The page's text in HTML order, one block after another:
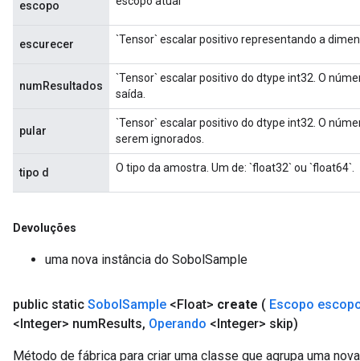
escopo
escurecer `Tensor` escalar positivo representando a
numResultados
`Tensor` escalar positivo do dtype int32. O
saída.
pular
`Tensor` escalar positivo do dtype int32. O
serem ignorados.
tipo d O tipo da amostra. Um de: `float32` ou `float64`.
Devoluções
uma nova instância do SobolSample
public static SobolSample <Float> create ( Escopo
<Integer> numResults, Operando <Integer> skip)
Método de fábrica para criar uma classe que agrupa uma